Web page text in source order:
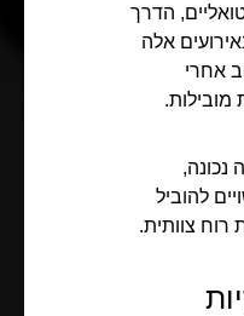
הדרך
אלה
אחרי
מובילות.
נכונה,
להוביל
רוח צוותית.